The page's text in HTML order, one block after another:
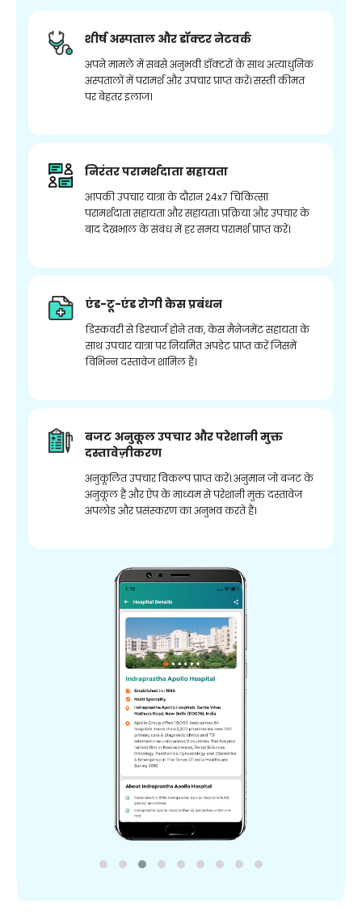
शीर्ष अस्पताल और डॉक्टर नेटवर्क
अपने मामले में सबसे अनुभवी डॉक्टरों के साथ अत्याधुनिक
अस्पतालों में परामर्श और उपचार प्राप्त करें। सस्ती कीमत
पर बेहतर इलाज।
निरंतर परामर्शदाता सहायता
आपकी उपचार यात्रा के दौरान 24x7 चिकित्सा
परामर्शदाता सहायता और सहायता। प्रक्रिया और उपचार के
बाद देखभाल के संबंध में हर समय परामर्श प्राप्त करें।
एंड-टू-एंड रोगी केस प्रबंधन
डिस्कवरी से डिस्चार्ज होने तक, केस मैनेजमेंट सहायता के
साथ उपचार यात्रा पर नियमित अपडेट प्राप्त करें जिसमें
विभिन्न दस्तावेज शामिल हैं।
बजट अनुकूल उपचार और परेशानी मुक्त
दस्तावेज़ीकरण
अनुकूलित उपचार विकल्प प्राप्त करें। अनुमान जो बजट के
अनुकूल हैं और ऐप के माध्यम से परेशानी मुक्त दस्तावेज
अपलोड और प्रसंस्करण का अनुभव करते हैं।